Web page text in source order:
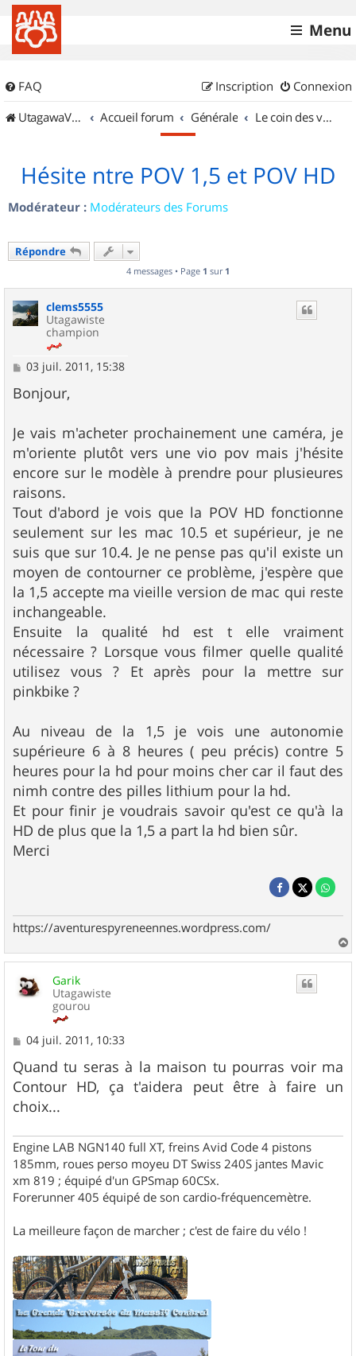
Menu
FAQ Connexion
Inscription
UtagawaVTT (Randos VTT et VTTAE avec traces GPS)
Accueil forum Générale Le coin des vidéastes
Hésite ntre POV 1,5 et POV HD
Modérateur : Modérateurs des Forums
Répondre
4 messages • Page 1 sur 1
clems5555
Utagawiste
champion
M
s
s
g
e
03 juil. 2011, 15:38
Bonjour,
Je vais m'acheter prochainement une caméra, je
m'oriente plutôt vers une vio pov mais j'hésite
encore sur le modèle à prendre pour plusieures
raisons.
Tout d'abord je vois que la POV HD fonctionne
seulement sur les mac 10.5 et supérieur, je ne
suis que sur 10.4. Je ne pense pas qu'il existe un
moyen de contourner ce problème, j'espère que
la 1,5 accepte ma vieille version de mac qui reste
inchangeable.
Ensuite la qualité hd est t elle vraiment
nécessaire ? Lorsque vous filmer quelle qualité
utilisez vous ? Et après pour la mettre sur
pinkbike ?
Au niveau de la 1,5 je vois une autonomie
supérieure 6 à 8 heures ( peu précis) contre 5
heures pour la hd pour moins cher car il faut des
nimh contre des pilles lithium pour la hd.
Et pour finir je voudrais savoir qu'est ce qu'à la
HD de plus que la 1,5 a part la hd bien sûr.
Merci
https://aventurespyreneennes.wordpress.com/
a
u
Garik
Utagawiste
gourou
M
s
s
a
g
e
04 juil. 2011, 10:33
Quand tu seras à la maison tu pourras voir ma
Contour HD, ça t'aidera peut être à faire un
choix...
Engine LAB NGN140 full XT, freins Avid Code 4 pistons
185mm, roues perso moyeu DT Swiss 240S jantes Mavic
xm 819 ; équipé d'un GPSmap 60CSx.
Forerunner 405 équipé de son cardio-fréquencemètre.
La meilleure façon de marcher ; c'est de faire du vélo !